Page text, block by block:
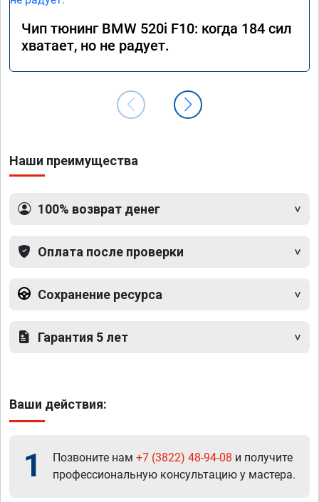
Чип тюнинг BMW 520i F10: когда 184 сил
хватает, но не радует.
Наши преимущества
100% возврат денег
Оплата после проверки
Сохранение ресурса
Гарантия 5 лет
Ваши действия:
1 Позвоните нам +7 (3822) 48-94-08 и получите
профессиональную консультацию у мастера.